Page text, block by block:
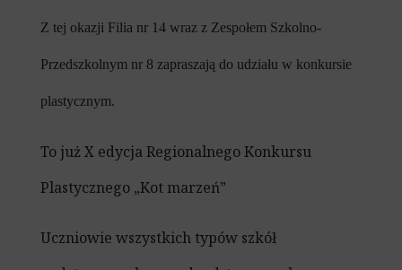
Z tej okazji Filia nr 14 wraz z Zespołem Szkolno-
Przedszkolnym nr 8 zapraszają do udziału w konkursie
plastycznym.
To już X edycja Regionalnego Konkursu
Plastycznego „Kot marzeń”
Uczniowie wszystkich typów szkół